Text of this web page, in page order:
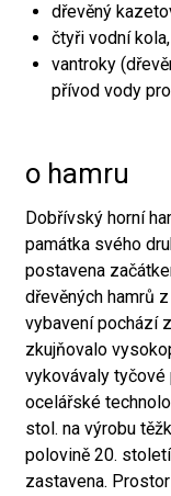
dřevěný
čtyři vodní
vantroky
přívod vody
o hamru
Dobřívský horní
památka svého
postavena
dřevěných hamrů
vybavení pochází
zkujňovalo
vykovávaly tyčové
ocelářské
stol. na výrobu
polovině 20.
zastavena.